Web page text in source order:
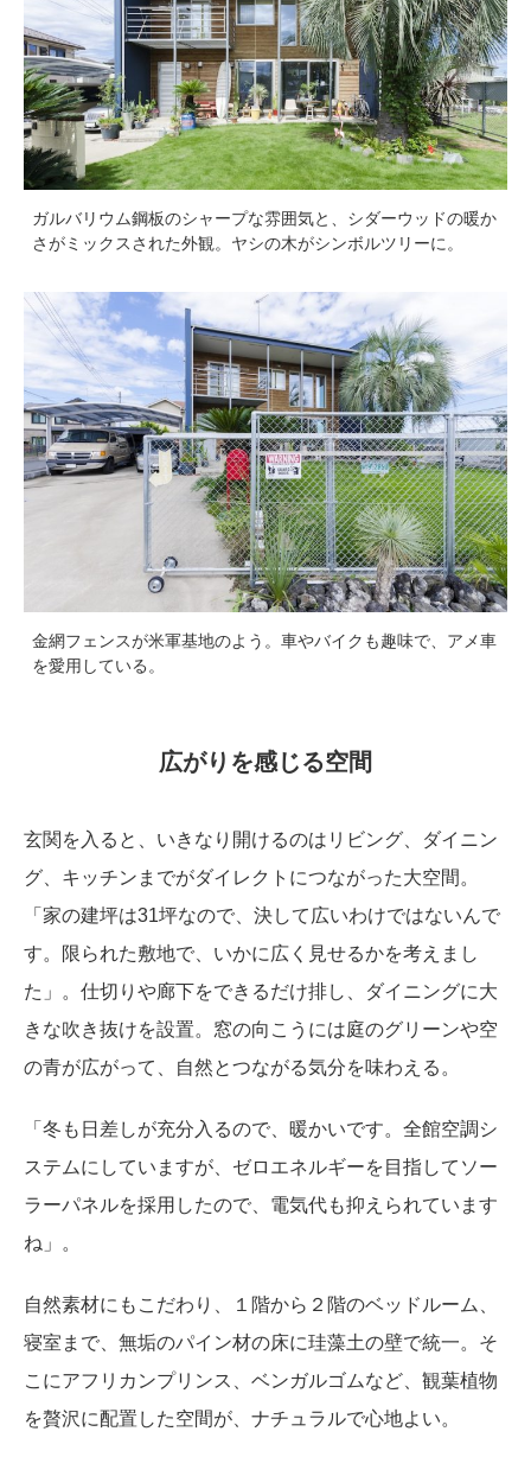
ガルバリウム鋼板のシャープな雰囲気と、シダーウッドの暖か
さがミックスされた外観。ヤシの木がシンボルツリーに。
金網フェンスが米軍基地のよう。車やバイクも趣味で、アメ車
を愛用している。
広がりを感じる空間
玄関を入ると、いきなり開けるのはリビング、ダイニン
グ、キッチンまでがダイレクトにつながった大空間。
「家の建坪は31坪なので、決して広いわけではないんで
す。限られた敷地で、いかに広く見せるかを考えまし
た」。仕切りや廊下をできるだけ排し、ダイニングに大
きな吹き抜けを設置。窓の向こうには庭のグリーンや空
の青が広がって、自然とつながる気分を味わえる。
「冬も日差しが充分入るので、暖かいです。全館空調シ
ステムにしていますが、ゼロエネルギーを目指してソー
ラーパネルを採用したので、電気代も抑えられています
ね」。
自然素材にもこだわり、１階から２階のベッドルーム、
寝室まで、無垢のパイン材の床に珪藻土の壁で統一。そ
こにアフリカンプリンス、ベンガルゴムなど、観葉植物
を贅沢に配置した空間が、ナチュラルで心地よい。